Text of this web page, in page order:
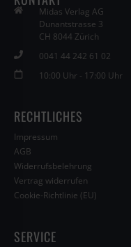
Midas Verlag AG
Dunantstrasse 3
CH 8044 Zürich
0041 44 242 61 02
10:00 Uhr - 17:00 Uhr
RECHTLICHES
Impressum
AGB
Widerrufsbelehrung
Vertrag widerrufen
Cookie-Richtlinie (EU)
SERVICE